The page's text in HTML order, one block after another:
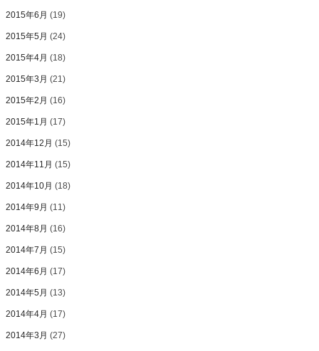
2015年6月 (19)
2015年5月 (24)
2015年4月 (18)
2015年3月 (21)
2015年2月 (16)
2015年1月 (17)
2014年12月 (15)
2014年11月 (15)
2014年10月 (18)
2014年9月 (11)
2014年8月 (16)
2014年7月 (15)
2014年6月 (17)
2014年5月 (13)
2014年4月 (17)
2014年3月 (27)